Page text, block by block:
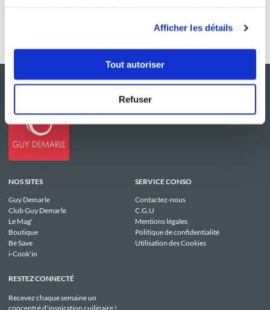
Afficher les détails
Tout autoriser
Refuser
NOS SITES
Guy Demarle
Club Guy Demarle
Le Mag'
Boutique
Be Save
i-Cook'in
SERVICE CONSO
Contactez-nous
C.G.U
Mentions légales
Politique de confidentialité
Utilisation des Cookies
RESTEZ CONNECTÉ
Recevez chaque semaine un
concentré d'inspiration cuilinaire !